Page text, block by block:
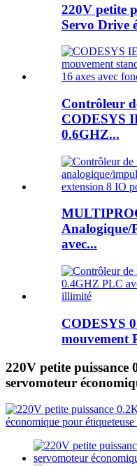
220V petite
Servo Drive
Contrôleur
CODESYS
0.6GHZ...
Analogique/
avec...
CODESYS
mouvement
220V petite
servomoteur